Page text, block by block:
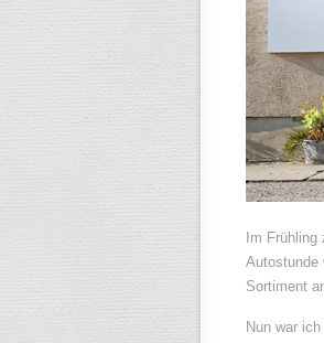
Im
Autostunde
Sortiment
Nun war